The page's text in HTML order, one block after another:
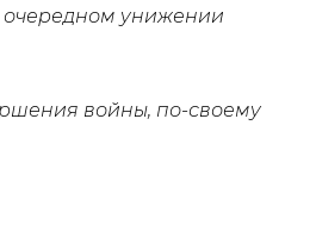
очередном унижении
войны, по-своему